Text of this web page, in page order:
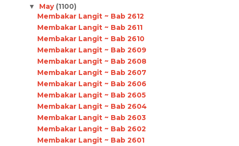
▼ May (1100)
Membakar Langit ~ Bab 2612
Membakar Langit ~ Bab 2611
Membakar Langit ~ Bab 2610
Membakar Langit ~ Bab 2609
Membakar Langit ~ Bab 2608
Membakar Langit ~ Bab 2607
Membakar Langit ~ Bab 2606
Membakar Langit ~ Bab 2605
Membakar Langit ~ Bab 2604
Membakar Langit ~ Bab 2603
Membakar Langit ~ Bab 2602
Membakar Langit ~ Bab 2601